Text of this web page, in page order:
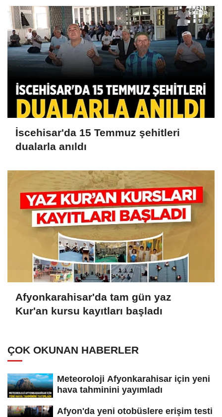
İscehisar'da 15 Temmuz şehitleri
dualarla anıldı
Afyonkarahisar'da tam gün yaz
Kur'an kursu kayıtları başladı
ÇOK OKUNAN HABERLER
Meteoroloji Afyonkarahisar için yeni
hava tahminini yayımladı
Afyon'da yeni otobüslere erişim testi